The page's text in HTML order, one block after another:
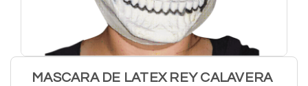
MASCARA DE LATEX REY CALAVERA